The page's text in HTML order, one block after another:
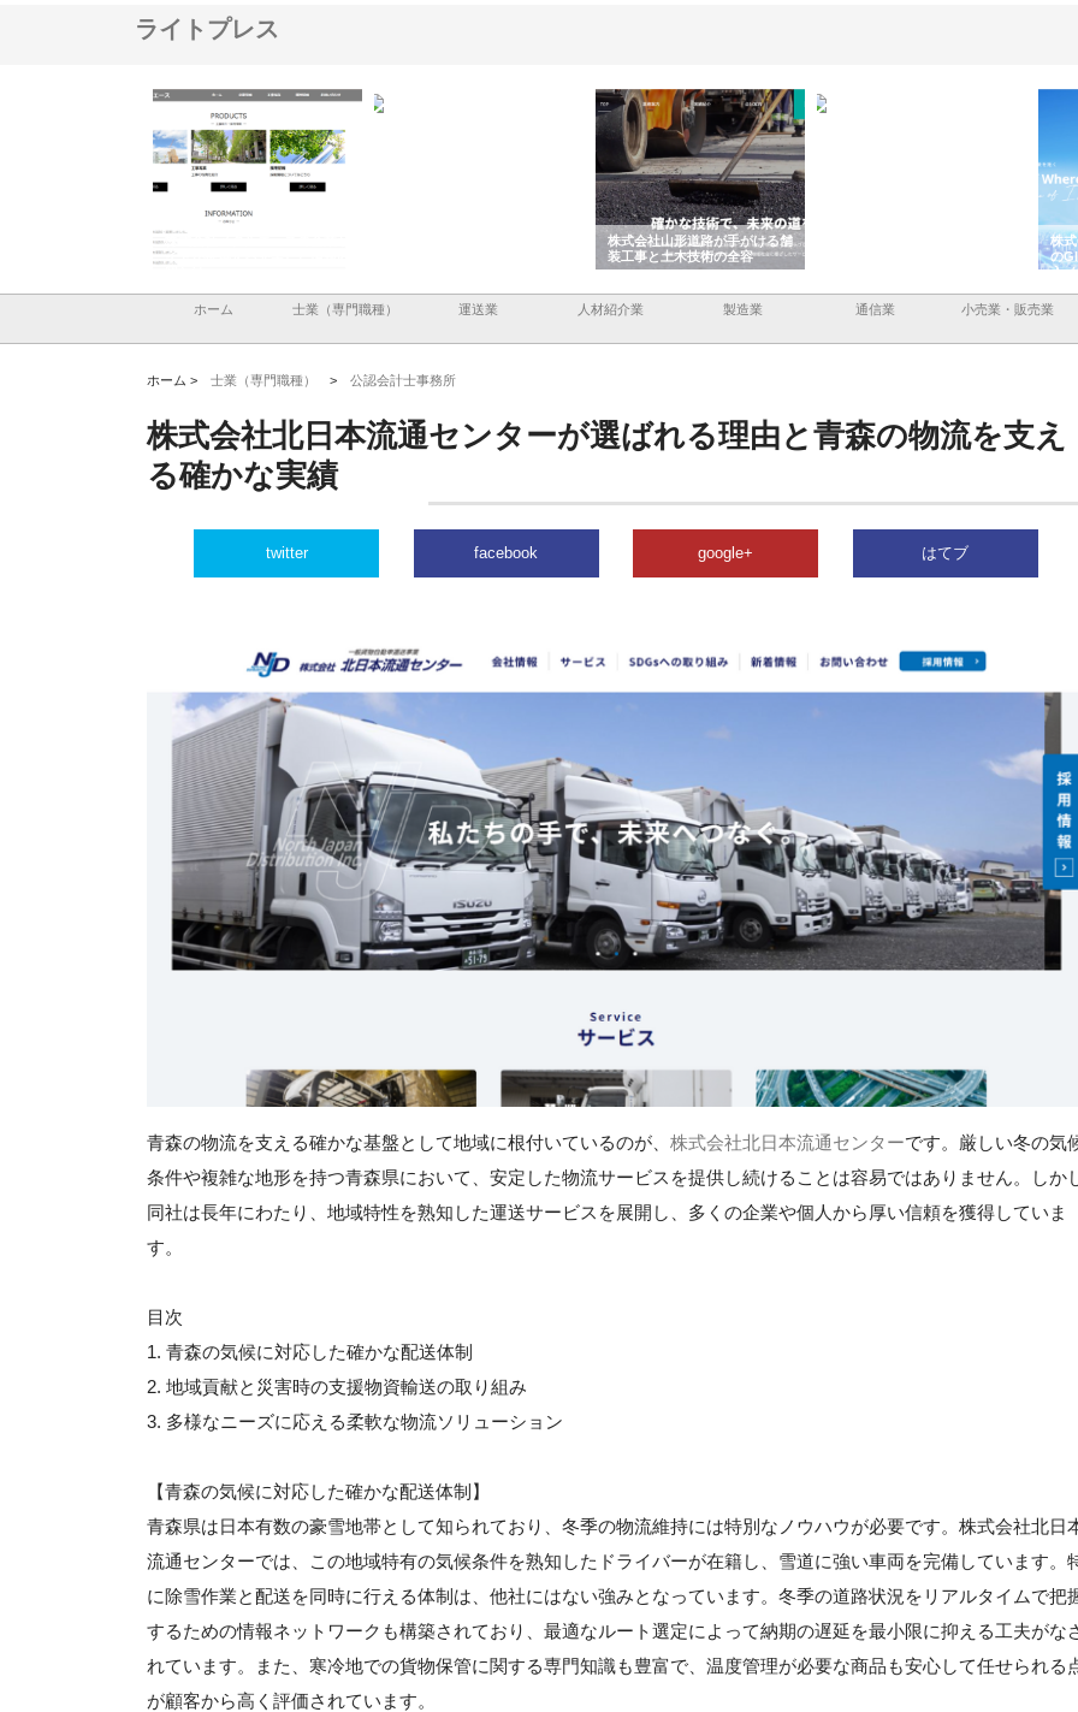
ライトプレス
みを徹底解説
ホクシン設備株式会社が手がけ
る給排水空調消火設備工事の実
績と強み
株
か
由
ホーム 士業（専門職種） 運送業 人材紹介業 製造業 通信業 小売業・販売業
ホーム > 士業（専門職種） > 公認会計士事務所
株式会社北日本流通センターが選ばれる理由と青森の物流を支え
る確かな実績
twitter facebook google+ はてブ
青森の物流を支える確かな基盤として地域に根付いているのが、 株式会社北日本流通センターです。厳しい冬の気
条件や複雑な地形を持つ青森県において、安定した物流サービスを提供し続けることは容易ではありません。しか
同社は長年にわたり、地域特性を熟知した運送サービスを展開し、多くの企業や個人から厚い信頼を獲得していま
す。
目次
1. 青森の気候に対応した確かな配送体制
2. 地域貢献と災害時の支援物資輸送の取り組み
3. 多様なニーズに応える柔軟な物流ソリューション
【青森の気候に対応した確かな配送体制】
青森県は日本有数の豪雪地帯として知られており、冬季の物流維持には特別なノウハウが必要です。株式会社北日
流通センターでは、この地域特有の気候条件を熟知したドライバーが在籍し、雪道に強い車両を完備しています。
に除雪作業と配送を同時に行える体制は、他社にはない強みとなっています。冬季の道路状況をリアルタイムで把
するための情報ネットワークも構築されており、最適なルート選定によって納期の遅延を最小限に抑える工夫がな
れています。また、寒冷地での貨物保管に関する専門知識も豊富で、温度管理が必要な商品も安心して任せられる
が顧客から高く評価されています。